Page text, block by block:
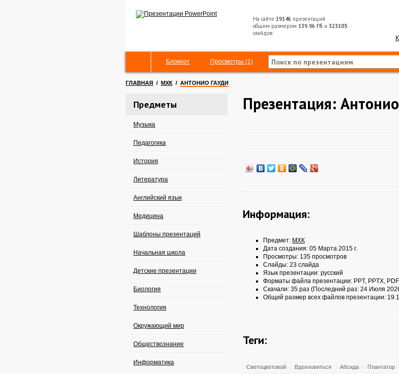
На сайте 19146 презентаций
общим размером 139.96 Гб и 323105
слайдов
Блокнот Просмотры (1)
ГЛАВНАЯ / МХК / АНТОНИО ГАУДИ
Предметы
Музыка
Педагогика
История
Литература
Английский язык
Медицина
Шаблоны презентаций
Начальная школа
Детские презентации
Биология
Технология
Окружающий мир
Обществознание
Информатика
Презентация:
Информация:
Предмет: МХК
Дата создания: 05 Марта 2015 г.
Просмотры: 135 просмотров
Слайды: 23 слайда
Язык презентации: русский
Форматы файла презентации: PPT, PPTX, PDF
Скачали: 35 раз (Последний раз: 24 Июля
Общий размер всех файлов презентации:
Теги:
Светоцветовой Вдохновиться Абсида Плантатор